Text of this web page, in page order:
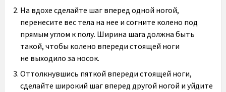
На вдохе сделайте шаг вперед одной ногой,
перенесите вес тела на нее и согните колено под
прямым углом к полу. Ширина шага должна быть
такой, чтобы колено впереди стоящей ноги
не выходило за носок.
Оттолкнувшись пяткой впереди стоящей ноги,
сделайте широкий шаг вперед другой ногой и уйдите